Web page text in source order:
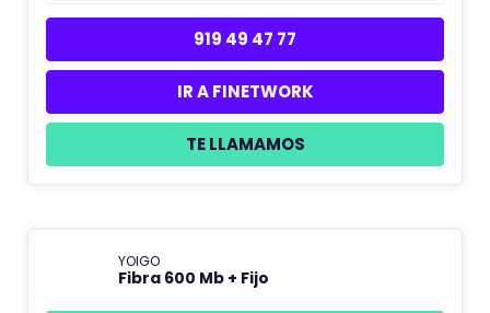
919 49 47 77
IR A FINETWORK
TE LLAMAMOS
YOIGO
Fibra 600 Mb + Fijo